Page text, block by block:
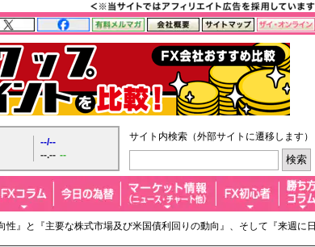
--/--
--.-- --
サイト内検索（外部サイトに遷移します）
』と『主要な株式市場及び米国債利回りの動向』、そして『来週に日